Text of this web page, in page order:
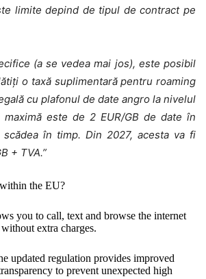
limite depind de tipul de contract pe
(a se vedea mai jos), este posibil
o taxă suplimentară pentru roaming
cu plafonul de date angro la nivelul
maximă este de 2 EUR/GB de date în
în timp. Din 2027, acesta va fi
+ TVA.”
the EU?
you to call, text and browse the internet
extra charges.
updated regulation provides improved
to prevent unexpected high